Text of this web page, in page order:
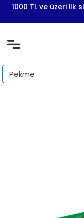
1000 TL ve üzeri ilk